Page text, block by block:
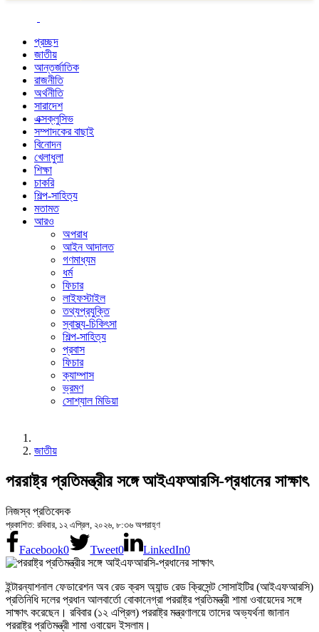
প্রচ্ছদ
জাতীয়
আন্তর্জাতিক
রাজনীতি
অর্থনীতি
সারাদেশ
এক্সক্লুসিভ
সম্পাদকের বাছাই
বিনোদন
খেলাধুলা
শিক্ষা
চাকরি
শিল্প-সাহিত্য
মতামত
আরও
অপরাধ
আইন আদালত
গণমাধ্যম
ধর্ম
ফিচার
লাইফস্টাইল
তথ্যপ্রযুক্তি
স্বাস্থ্য-চিকিৎসা
শিল্প-সাহিত্য
প্রবাস
ফিচার
ক্যাম্পাস
ভ্রমণ
সোশ্যাল মিডিয়া
জাতীয়
পররাষ্ট্র প্রতিমন্ত্রীর সঙ্গে আইএফআরসি-প্রধানের সাক্ষাৎ
নিজস্ব প্রতিবেদক
প্রকাশিত: রবিবার, ১২ এপ্রিল, ২০২৬, ৮:৩৬ অপরাহ্ণ
Facebook0 Tweet0 LinkedIn0
ইন্টারন্যাশনাল ফেডারেশন অব রেড ক্রস অ্যান্ড রেড ক্রিসেন্ট সোসাইটির (আইএফআরসি)
প্রতিনিধি দলের প্রধান আলবার্তো বোকানেগ্রা পররাষ্ট্র প্রতিমন্ত্রী শামা ওবায়েদের সঙ্গে
সাক্ষাৎ করেছেন। রবিবার (১২ এপ্রিল) পররাষ্ট্র মন্ত্রণালয়ে তাদের অভ্যর্থনা জানান
পররাষ্ট্র প্রতিমন্ত্রী শামা ওবায়েদ ইসলাম।